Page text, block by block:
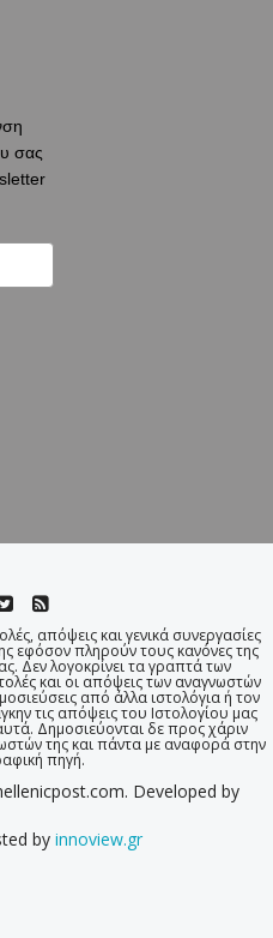
σας
απόψεις και γενικά συνεργασίες
εφόσον πληρούν τους κανόνες της
Δεν λογοκρίνει τα γραπτά των
και οι απόψεις των αναγνωστών
από άλλα ιστολόγια ή τον
τις απόψεις του Ιστολογίου μας
Δημοσιεύονται δε προς χάριν
της και πάντα με αναφορά στην
πηγή.
Developed by
by innoview.gr